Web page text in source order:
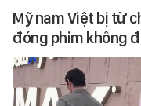
Mỹ nam Việt bị từ
đóng phim không